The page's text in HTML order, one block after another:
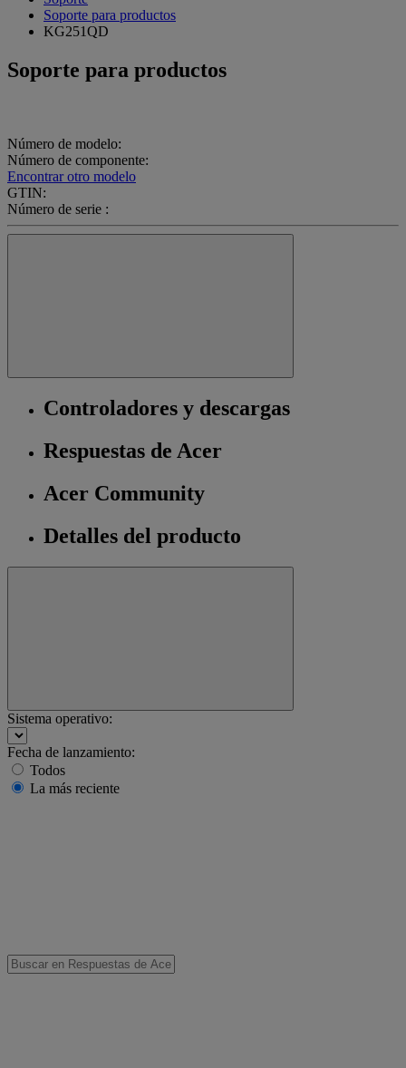
Soporte para productos
KG251QD
Soporte para productos
Número de modelo:
Número de componente:
Encontrar otro modelo
GTIN:
Número de serie :
Controladores y descargas
Respuestas de Acer
Acer Community
Detalles del producto
Sistema operativo:
Fecha de lanzamiento:
Todos
La más reciente